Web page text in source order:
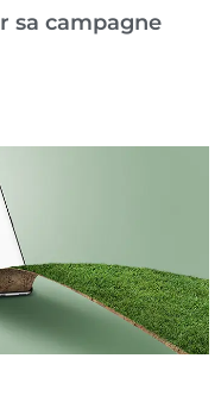
sa campagne